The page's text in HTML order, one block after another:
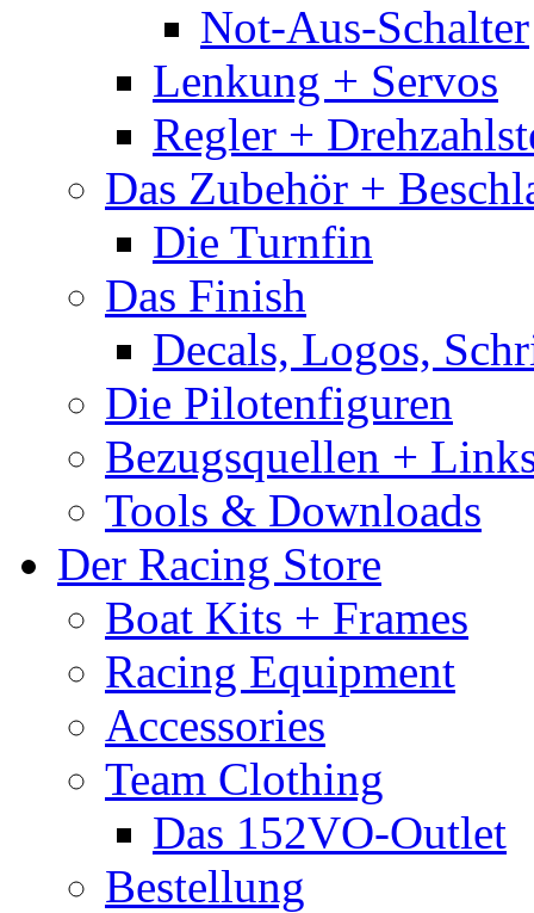
Not-Aus-Schalter
Lenkung + Servos
Regler +
Das Zubehör +
Die Turnfin
Das Finish
Decals, Logos,
Die Pilotenfiguren
Bezugsquellen +
Tools & Downloads
Der Racing Store
Boat Kits + Frames
Racing Equipment
Accessories
Team Clothing
Das 152VO-Outlet
Bestellung